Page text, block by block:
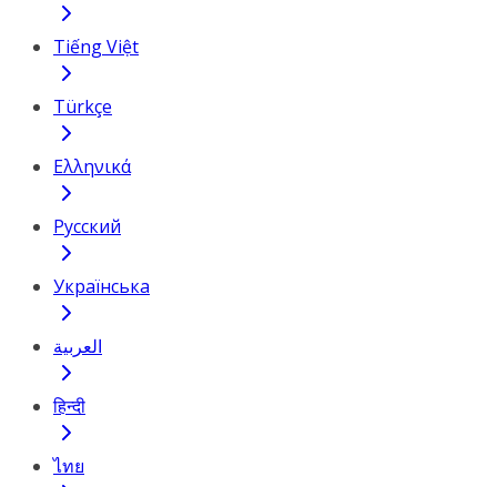
Tiếng Việt
Türkçe
Ελληνικά
Русский
Українська
العربية
हिन्दी
ไทย